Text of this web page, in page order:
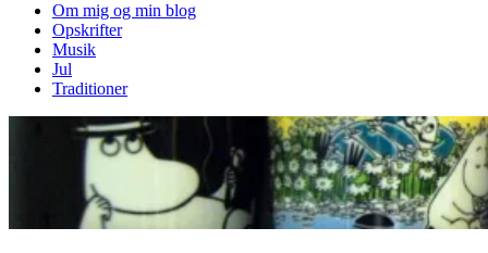
Om mig og min blog
Opskrifter
Musik
Jul
Traditioner